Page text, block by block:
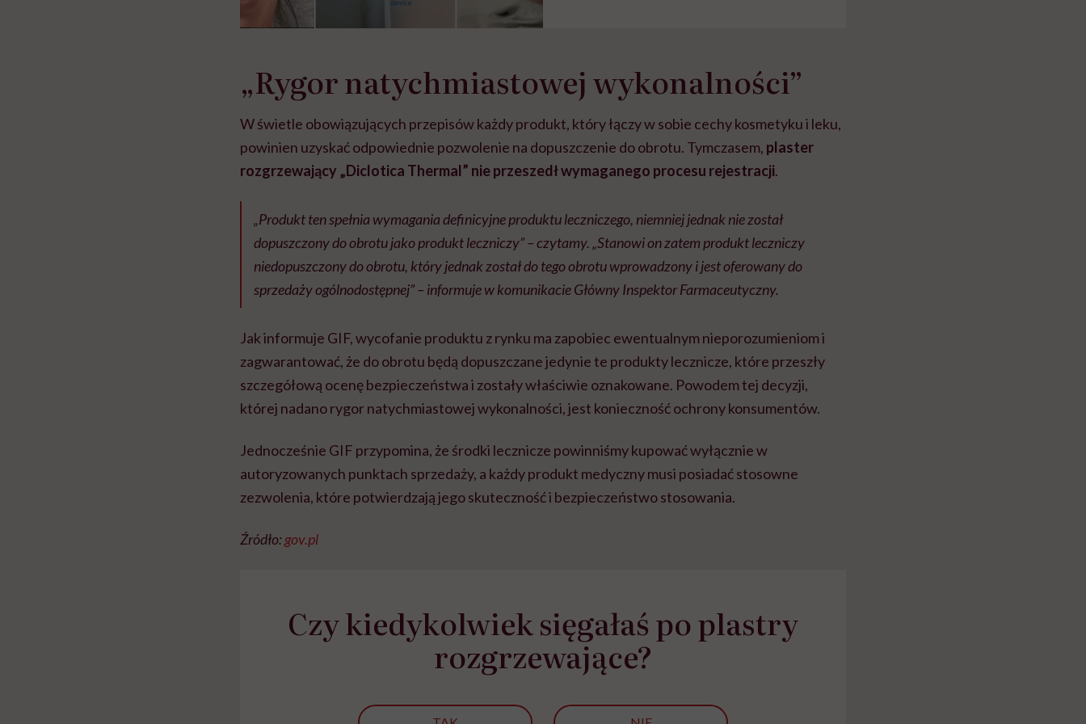
„Rygor natychmiastowej wykonalności”
W świetle obowiązujących przepisów każdy produkt, który łączy w sobie cechy kosmetyku i leku,
powinien uzyskać odpowiednie pozwolenie na dopuszczenie do obrotu. Tymczasem, plaster
rozgrzewający „Diclotica Thermal” nie przeszedł wymaganego procesu rejestracji.
„Produkt ten spełnia wymagania definicyjne produktu leczniczego, niemniej jednak nie został
dopuszczony do obrotu jako produkt leczniczy” – czytamy. „Stanowi on zatem produkt leczniczy
niedopuszczony do obrotu, który jednak został do tego obrotu wprowadzony i jest oferowany do
sprzedaży ogólnodostępnej” – informuje w komunikacie Główny Inspektor Farmaceutyczny.
Jak informuje GIF, wycofanie produktu z rynku ma zapobiec ewentualnym nieporozumieniom i
zagwarantować, że do obrotu będą dopuszczane jedynie te produkty lecznicze, które przeszły
szczegółową ocenę bezpieczeństwa i zostały właściwie oznakowane. Powodem tej decyzji,
której nadano rygor natychmiastowej wykonalności, jest konieczność ochrony konsumentów.
Jednocześnie GIF przypomina, że środki lecznicze powinniśmy kupować wyłącznie w
autoryzowanych punktach sprzedaży, a każdy produkt medyczny musi posiadać stosowne
zezwolenia, które potwierdzają jego skuteczność i bezpieczeństwo stosowania.
Źródło:gov.pl
Czy kiedykolwiek sięgałaś po plastry
rozgrzewające?